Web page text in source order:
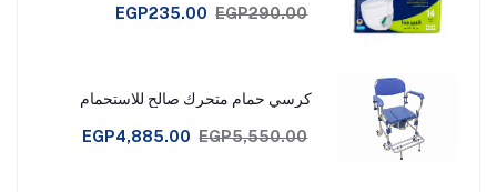
EGP235.00 EGP290.00
كرسي حمام متحرك صالح للاستحمام
EGP4,885.00 EGP5,550.00